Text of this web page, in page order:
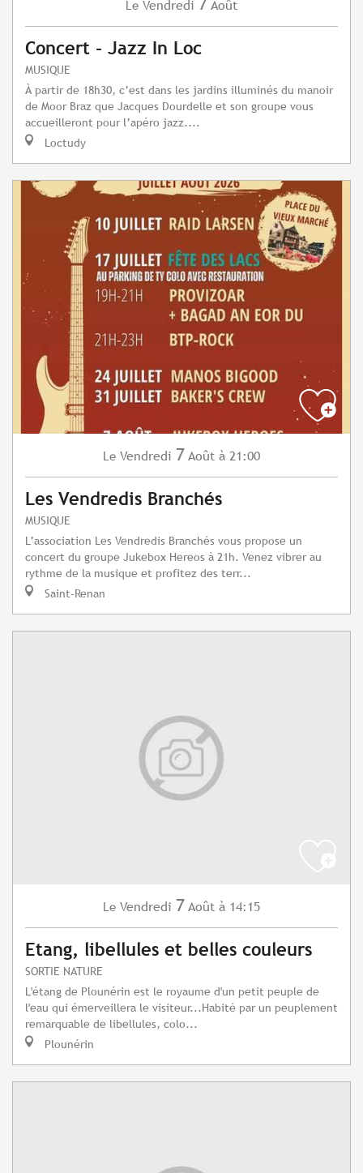
Le Vendredi Août
Concert - Jazz In Loc
MUSIQUE
À partir de 18h30, c’est dans les jardins illuminés du manoir
de Moor Braz que Jacques Dourdelle et son groupe vous
accueilleront pour l’apéro jazz....
Loctudy
Le Vendredi 7 Août à 21:00
Les Vendredis Branchés
MUSIQUE
L’association Les Vendredis Branchés vous propose un
concert du groupe Jukebox Hereos à 21h. Venez vibrer au
rythme de la musique et profitez des terr...
Saint-Renan
Le Vendredi 7 Août à 14:15
Etang, libellules et belles couleurs
SORTIE NATURE
L'étang de Plounérin est le royaume d'un petit peuple de
l'eau qui émerveillera le visiteur...Habité par un peuplement
remarquable de libellules, colo...
Plounérin